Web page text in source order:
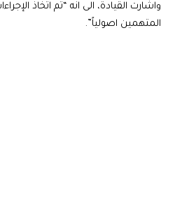
واشارت القيادة، الى انه “تم اتخاذ
المتهمين اصولياً”.